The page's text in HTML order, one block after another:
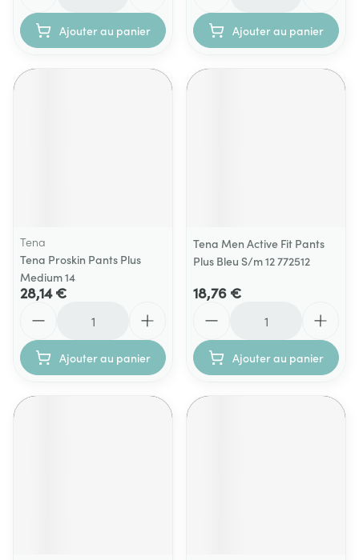
Ajouter au panier Ajouter au panier
Tena
Tena Proskin Pants Plus
Medium 14
28,14 €
Ajouter au panier
Tena Men Active Fit Pants
Plus Bleu S/m 12 772512
18,76 €
Ajouter au panier